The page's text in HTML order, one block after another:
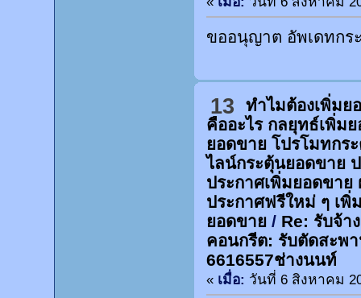
ขออนุญาต อัพเดทกร
13
ทำไมต้องเพิ่มย
คืออะไร กลยุทธ์เพิ่ม
ยอดขาย โปรโมทกร
ไลน์กระตุ้นยอดขาย
ประกาศเพิ่มยอดขาย
ประกาศฟรีใหม่ ๆ เพิ่
ยอดขาย/ Re: รับจ้า
คอนกรีต: รับตัดสะพ
6616557ช่างนนท์
« เมื่อ: วันที่ 6 สิงหาคม